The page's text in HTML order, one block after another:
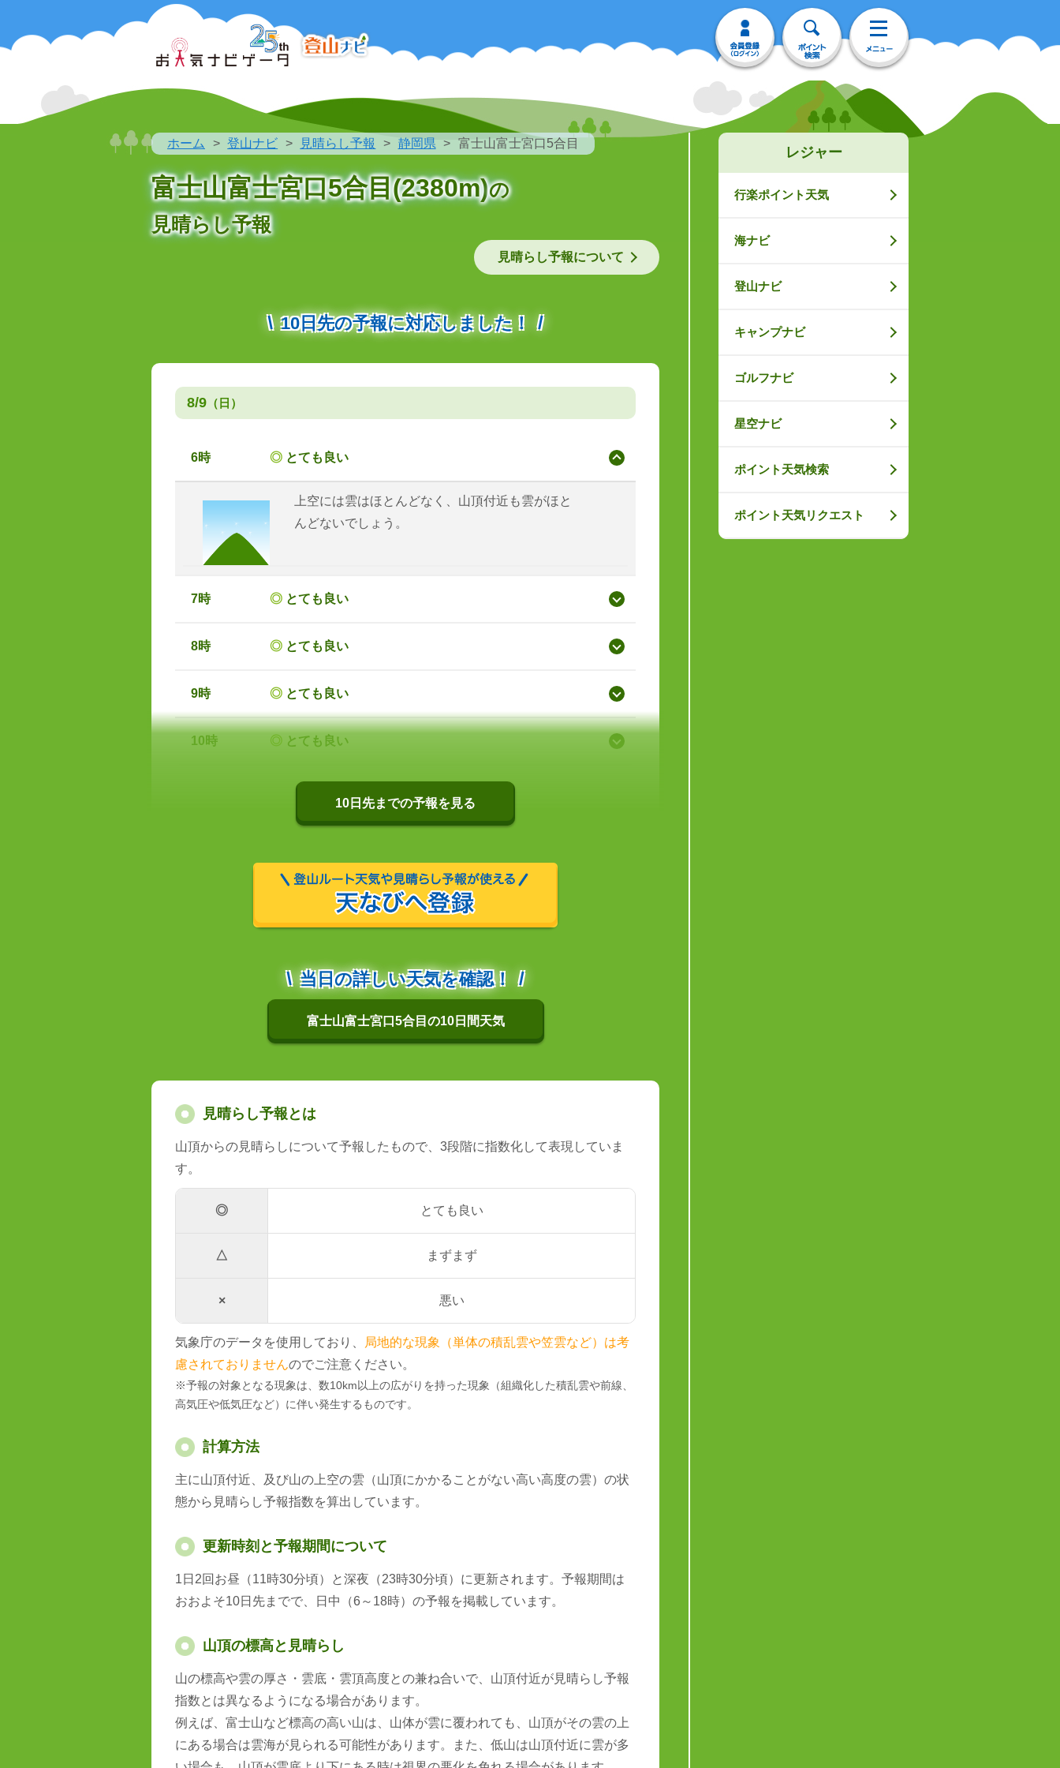
ホーム 登山ナビ 見晴らし予報 静岡県 富士山富士宮口5合目
富士山富士宮口5合目(2380m)の
見晴らし予報
見晴らし予報について
10日先の予報に対応しました！
8/9 （日）
6時 ◎ とても良い
上空には雲はほとんどなく、山頂付近も雲がほと
んどないでしょう。
7時 ◎ とても良い
8時 ◎ とても良い
9時 ◎ とても良い
10時 ◎ とても良い
10日先までの予報を見る
当日の詳しい天気を確認！
富士山富士宮口5合目の10日間天気
見晴らし予報とは
山頂からの見晴らしについて予報したもので、3段階に指数化して表現していま
す。
◎ とても良い
△ まずまず
× 悪い
気象庁のデータを使用しており、
局地的な現象（単体の積乱雲や笠雲など）は考
慮されておりませんのでご注意ください。
※予報の対象となる現象は、数10km以上の広がりを持った現象（組織化した積乱雲や前線、
高気圧や低気圧など）に伴い発生するものです。
計算方法
主に山頂付近、及び山の上空の雲（山頂にかかることがない高い高度の雲）の状
態から見晴らし予報指数を算出しています。
更新時刻と予報期間について
1日2回お昼（11時30分頃）と深夜（23時30分頃）に更新されます。予報期間は
おおよそ10日先までで、日中（6～18時）の予報を掲載しています。
山頂の標高と見晴らし
山の標高や雲の厚さ・雲底・雲頂高度との兼ね合いで、山頂付近が見晴らし予報
指数とは異なるようになる場合があります。
例えば、富士山など標高の高い山は、山体が雲に覆われても、山頂がその雲の上
にある場合は雲海が見られる可能性があります。また、低山は山頂付近に雲が多
レジャー
行楽ポイント天気
海ナビ
登山ナビ
キャンプナビ
ゴルフナビ
星空ナビ
ポイント天気検索
ポイント天気リクエスト